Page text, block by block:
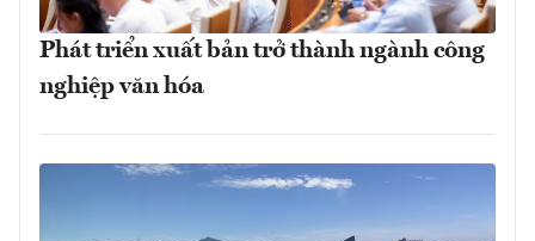
Phát triển xuất bản trở thành ngành công
nghiệp văn hóa